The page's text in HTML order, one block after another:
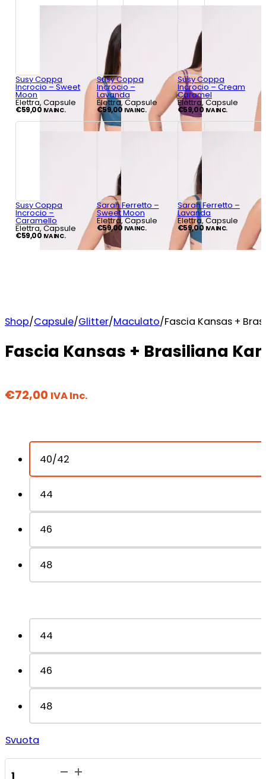
Susy Coppa
Incrocio – Sweet
Moon
Elettra, Capsule
€59,00 IVA INC.
Susy Coppa
Incrocio –
Lavanda
Elettra, Capsule
€59,00 IVA INC.
Susy Coppa
Incrocio – Cream
Caramel
Elettra, Capsule
€59,00 IVA INC.
Susy Coppa
Incrocio –
Caramello
Elettra, Capsule
€59,00 IVA INC.
Sarah Ferretto –
Sweet Moon
Elettra, Capsule
€59,00 IVA INC.
Sarah Ferretto –
Lavanda
Elettra, Capsule
€59,00 IVA INC.
Shop/Capsule/Glitter/Maculato/Fascia Kansas +
Fascia Kansas + Brasiliana
€72,00 IVA Inc.
40/42
44
46
48
44
46
48
Svuota
Fascia